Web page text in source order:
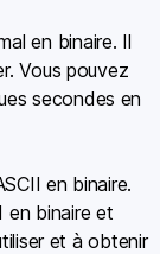
en binaire. Il
Vous pouvez
secondes en
en binaire.
en binaire et
et à obtenir